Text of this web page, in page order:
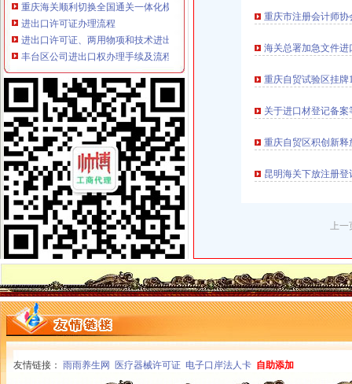
进出口许可证办理流程
进出口许可证、两用物项和技术进出口电子更新、新做通知_深圳
丰台区公司进出口权办理手续及流程,北京北京市地区国内公司注册供
无纸化签约流程
高效的校准流程是自动化、无纸化流程_半岛新闻网
【提供福州网上签约无纸化报关整套资料即可确认快速安全通关】价格
海关无纸化签约
长沙海关通关作业无纸化率超8成_政务频道_红网
海关通关作业无纸化企业范围扩大至所有信用等级企业_金羊网财富
无纸化报关
提供宁波无纸化报关签约【今日推荐网-宁波物流运输】
西外贸企业全面迎来“无纸化报关”时代-新闻频道-和讯网
电子口岸无纸化签约
上海无纸化报关上海无纸化报关单在哪里印
《电子口岸实务操作与技巧：通关篇》＂关务通·电子口岸系列＂编委
重庆海关电话
重庆海关|114电话查询名录-名录集
2016国考重庆海关拟录公示_国家公务员网_中公教育网
重庆海关在哪里
日淘包裹不幸被税,回忆一下我从重庆上清寺海关取包裹的流程-海淘
重庆GDP超过深圳将发生在哪一年?-知乎
重庆市注册会计师协
海关总署加急文件
重庆自贸试验区挂牌
关于进口材登记备
重庆自贸区积创新
昆明海关下放注册
上
友情链接： 雨雨养生网 医疗器械许可证 电子口岸法人卡 自助添加